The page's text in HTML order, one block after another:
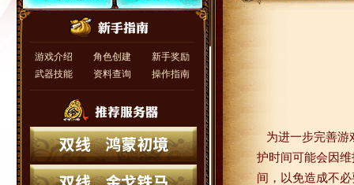
游戏介绍 角色创建
新手奖励
武器技能
资料查询 操作指南
为进一步完善游
护时间可能会因
间，以免造成不